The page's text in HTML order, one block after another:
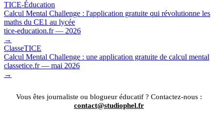
TICE-Éducation
Calcul Mental Challenge : l'application gratuite qui révolutionne les
maths du CE1 au lycée
tice-education.fr — 2026
→
ClasseTICE
Calcul Mental Challenge : une application gratuite de calcul mental
classetice.fr — mai 2026
→
Vous êtes journaliste ou blogueur éducatif ? Contactez-nous :
contact@studiophel.fr